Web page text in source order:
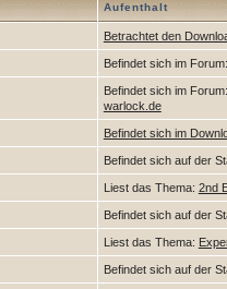
Aufenthalt
Betrachtet den
Befindet sich im
Befindet sich im
warlock.de
Befindet sich im
Befindet sich auf der
Liest das Thema: 2nd
Befindet sich auf der
Liest das Thema:
Befindet sich auf der